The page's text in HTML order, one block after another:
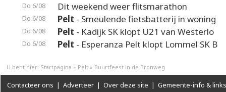
Do 6/08 Dit weekend weer flitsmarathon
Do 6/08 Pelt - Smeulende fietsbatterij in woning
Do 6/08 Pelt - Kadijk SK klopt U21 van Westerlo
Do 6/08 Pelt - Esperanza Pelt klopt Lommel SK B
U bent hier: Startpagina » Pelt » Buurtfeest in de Bronweg
Contacteer ons | Adverteer | Over deze site | Gemeente-info & links